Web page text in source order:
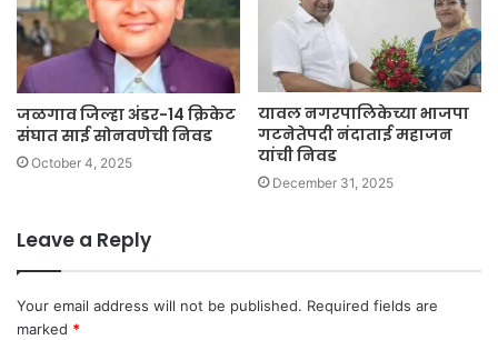
जळगाव जिल्हा अंडर-14 क्रिकेट
संघात साई सोनवणेची निवड
October 4, 2025
यावल नगरपालिकेच्या भाजपा
गटनेतेपदी नंदाताई महाजन
यांची निवड
December 31, 2025
Leave a Reply
Your email address will not be published. Required fields are
marked *